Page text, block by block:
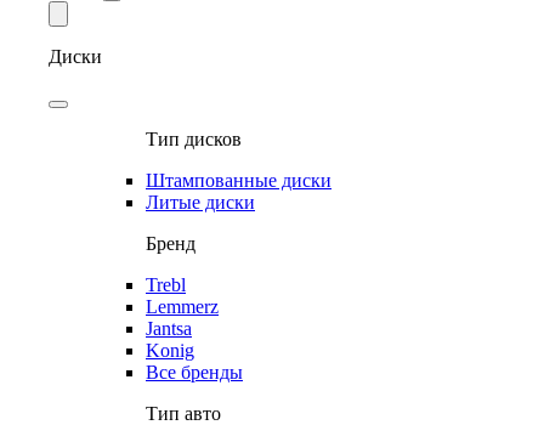
Диски
Тип дисков
Штампованные диски
Литые диски
Бренд
Trebl
Lemmerz
Jantsa
Konig
Все бренды
Тип авто